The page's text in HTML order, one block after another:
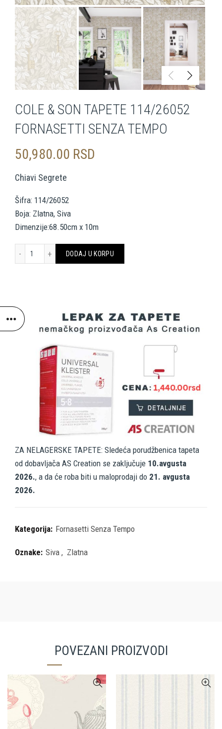
COLE & SON TAPETE 114/26052
FORNASETTI SENZA TEMPO
50,980.00 RSD
Chiavi Segrete
Šifra: 114/26052
Boja: Zlatna, Siva
Dimenzije:68.50cm x 10m
COLE & SON TAPETE 114/26052 FORNASETTI SENZA TEMPO
DODAJ U KORPU
ZA NELAGERSKE TAPETE: Sledeća porudžbenica tapeta
od dobavljača AS Creation se zaključuje 10.avgusta
2026., a da će roba biti u maloprodaji do 21. avgusta
2026.
Kategorija: Fornasetti Senza Tempo
Oznake: Siva , Zlatna
POVEZANI PROIZVODI